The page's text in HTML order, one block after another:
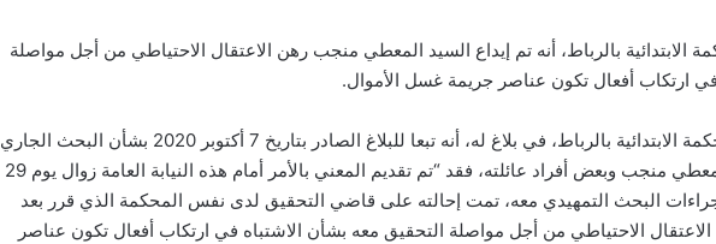
الابتدائية بالرباط، أنه تم إيداع السيد المعطي منجب رهن الاعتقال الاحتياطي من أجل مواصلة
ارتكاب أفعال تكون عناصر جريمة غسل الأموال.
وأوضح وكيل الملك لدى المحكمة الابتدائية بالرباط، في بلاغ له، أنه تبعا للبلاغ الصادر بتاريخ 7 أكتوبر 2020 بشأن البحث الجاري
حول أفعال منسوبة للسيد المعطي منجب وبعض أفراد عائلته، فقد “تم تقديم المعني بالأمر أمام هذه النيابة العامة زوال يوم 29
انتهاء إجراءات البحث التمهيدي معه، تمت إحالته على قاضي التحقيق لدى نفس المحكمة الذي قرر بعد
الاعتقال الاحتياطي من أجل مواصلة التحقيق معه بشأن الاشتباه في ارتكاب أفعال تكون عناصر